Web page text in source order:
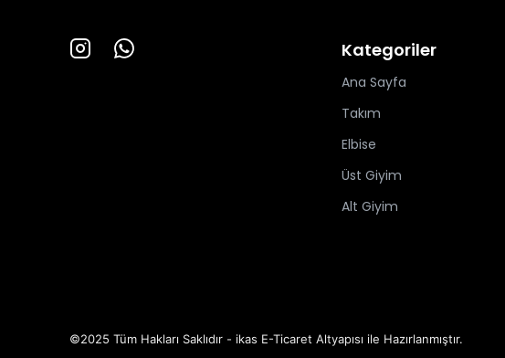
Kategoriler
Ana Sayfa
Takım
Elbise
Üst Giyim
Alt Giyim
©2025 Tüm Hakları Saklıdır - ikas E-Ticaret Altyapısı ile Hazırlanmıştır.